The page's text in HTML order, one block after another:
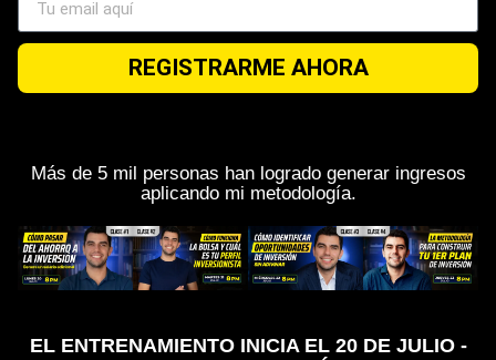
REGISTRARME AHORA
Más de 5 mil personas han logrado generar ingresos
aplicando mi metodología.
EL ENTRENAMIENTO INICIA EL 20 DE JULIO -